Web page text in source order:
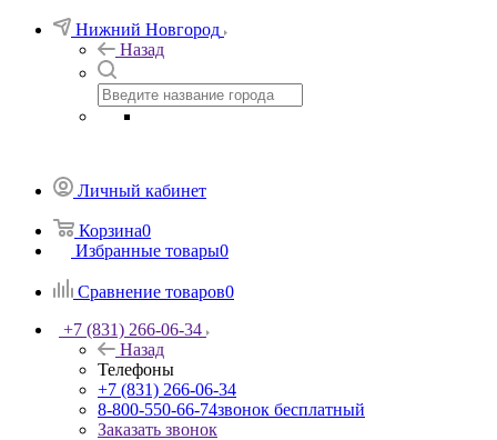
Нижний Новгород
Назад
Личный кабинет
Корзина0
Избранные товары0
Сравнение товаров0
+7 (831) 266-06-34
Назад
Телефоны
+7 (831) 266-06-34
8-800-550-66-74звонок бесплатный
Заказать звонок